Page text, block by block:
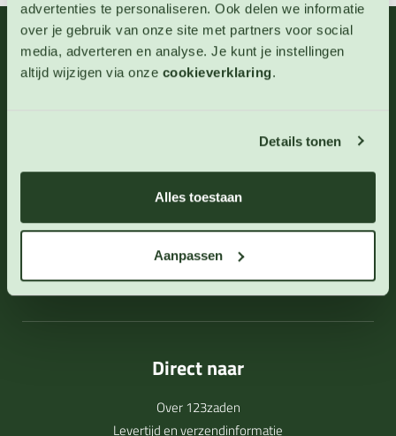
advertenties te personaliseren. Ook delen we informatie
over je gebruik van onze site met partners voor social
media, adverteren en analyse. Je kunt je instellingen
altijd wijzigen via onze cookieverklaring.
Details tonen
Alles toestaan
Aanpassen
06 - 46 63 38 39 (ma - vr 10-17 uur)
Inschrijven
Direct naar
Over 123zaden
Levertijd en verzendinformatie